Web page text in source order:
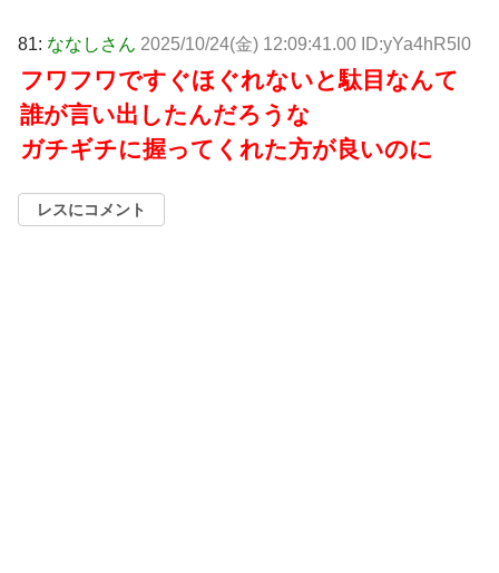
81: ななしさん 2025/10/24(金) 12:09:41.00 ID:yYa4hR5l0
フワフワですぐほぐれないと駄目なんて
誰が言い出したんだろうな
ガチギチに握ってくれた方が良いのに
レスにコメント